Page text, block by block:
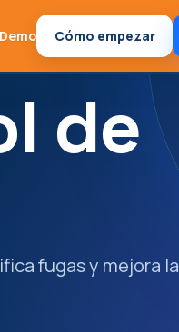
Demo Cómo empezar
de
fugas y mejora la